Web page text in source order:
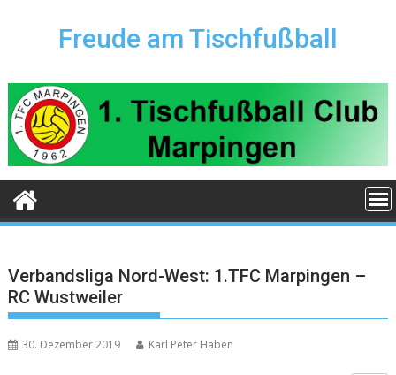
Freude am Tischfußball
Verbandsliga Nord-West: 1.TFC Marpingen –
RC Wustweiler
30. Dezember 2019 Karl Peter Haben